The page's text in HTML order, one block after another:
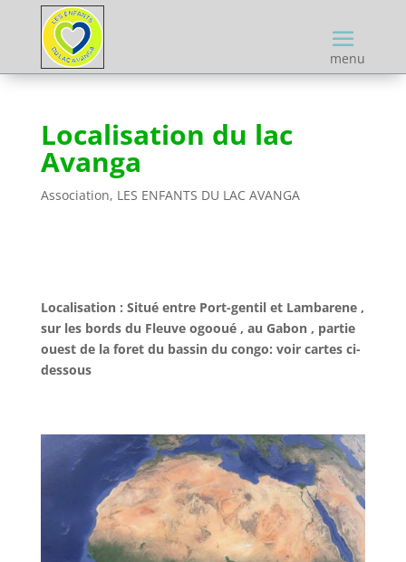
menu
Localisation du lac
Avanga
Association, LES ENFANTS DU LAC AVANGA
Localisation : Situé entre Port-gentil et Lambarene ,
sur les bords du Fleuve ogooué , au Gabon , partie
ouest de la foret du bassin du congo: voir cartes ci-
dessous